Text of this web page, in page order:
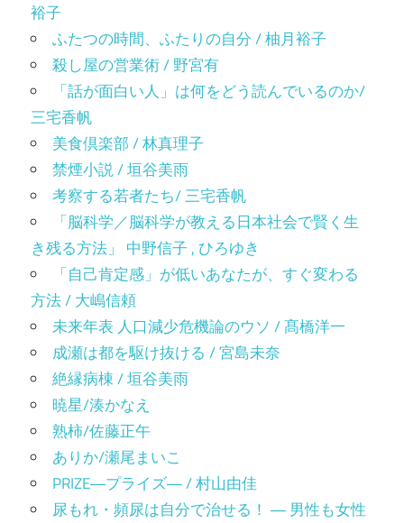
裕子
ふたつの時間、ふたりの自分 / 柚月裕子
殺し屋の営業術 / 野宮有
「話が面白い人」は何をどう読んでいるのか/
三宅香帆
美食倶楽部 / 林真理子
禁煙小説 / 垣谷美雨
考察する若者たち/ 三宅香帆
「脳科学／脳科学が教える日本社会で賢く生
き残る方法」 中野信子 , ひろゆき
「自己肯定感」が低いあなたが、すぐ変わる
方法 / 大嶋信頼
未来年表 人口減少危機論のウソ / 髙橋洋一
成瀬は都を駆け抜ける / 宮島未奈
絶縁病棟 / 垣谷美雨
暁星/湊かなえ
熟柿/佐藤正午
ありか/瀬尾まいこ
PRIZE―プライズ― / 村山由佳
尿もれ・頻尿は自分で治せる！ ― 男性も女性